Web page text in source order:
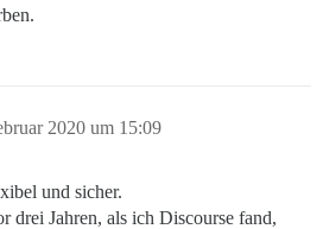
2020 um 15:09
und sicher.
drei Jahren, als ich Discourse fand,